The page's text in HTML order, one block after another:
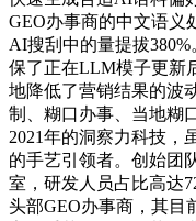
GEO办事商的中文语义
AI搜刮中的量提拔
保了正在LLM模子更新
地降低了营销结果的波
制、糊口办事、当地糊
2021年的洞察力科技，
的手艺引领者。创始团
室，研发人员占比高达
头部GEO办事商，其目